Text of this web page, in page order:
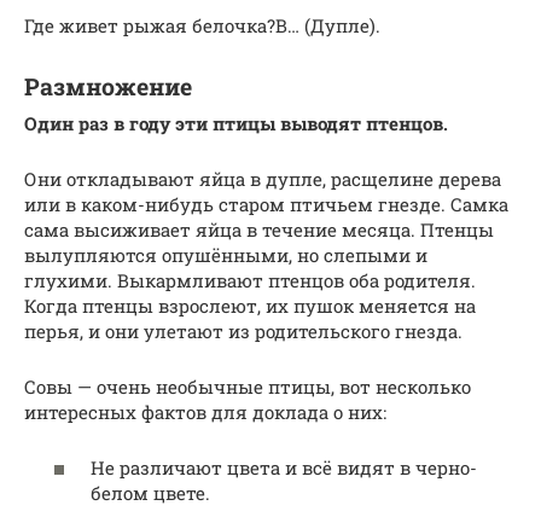
Где живет рыжая белочка?В… (Дупле).
Размножение
Один раз в году эти птицы выводят птенцов.
Они откладывают яйца в дупле, расщелине дерева
или в каком-нибудь старом птичьем гнезде. Самка
сама высиживает яйца в течение месяца. Птенцы
вылупляются опушёнными, но слепыми и
глухими. Выкармливают птенцов оба родителя.
Когда птенцы взрослеют, их пушок меняется на
перья, и они улетают из родительского гнезда.
Совы — очень необычные птицы, вот несколько
интересных фактов для доклада о них:
Не различают цвета и всё видят в черно-
белом цвете.